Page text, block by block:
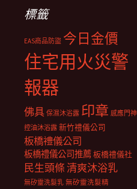
標籤
EAS商品防盜 今日金價
住宅用火災警
報器
佛具 保濕沐浴露 印章 感應門神
控油沐浴露 新竹禮儀公司
板橋禮儀公司
板橋禮儀公司推薦板橋禮儀社
民生頭條清爽沐浴乳
無矽靈洗髮乳 無矽靈洗髮精